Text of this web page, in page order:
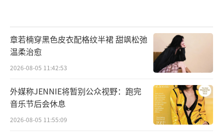
从商业维度衡量，《翻滚吧！音浪！》是
一款成功IP，具有极高的商业价值。从湖南广
播电视局内部简报的深度报道中可以了解到，
《翻滚吧！音浪！》的商业优势为：
流量在线精准可控，高校一直是商业品牌
想要涉足却因为难打开品牌认知望而却步的领
章若楠穿黑色皮衣配格纹半裙 甜飒松弛
温柔治愈
2026-08-05 11:42:53
外媒称JENNIE将暂别公众视野：跑完
音乐节后会休息
2026-08-05 11:55:09